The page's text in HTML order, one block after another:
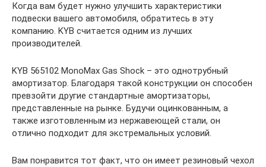
Когда вам будет нужно улучшить характеристики
подвески вашего автомобиля, обратитесь в эту
компанию. KYB считается одним из лучших
производителей.
KYB 565102 MonoMax Gas Shock – это однотрубный
амортизатор. Благодаря такой конструкции он способен
превзойти другие стандартные амортизаторы,
представленные на рынке. Будучи оцинкованным, а
также изготовленным из нержавеющей стали, он
отлично подходит для экстремальных условий.
Вам понравится тот факт, что он имеет резиновый чехол